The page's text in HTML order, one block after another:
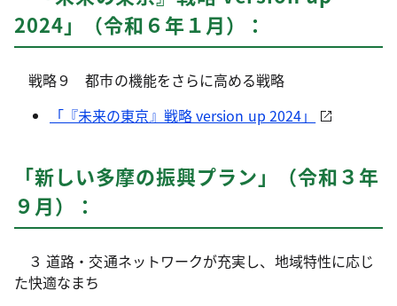
2024」（令和６年１月）：
戦略９ 都市の機能をさらに高める戦略
「『未来の東京』戦略 version up 2024」
「新しい多摩の振興プラン」（令和３年
９月）：
３ 道路・交通ネットワークが充実し、地域特性に応じ
た快適なまち